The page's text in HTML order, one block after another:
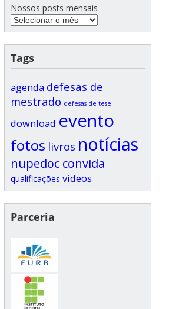
Nossos posts mensais
Tags
agenda defesas de
mestrado defesas de tese
download evento
fotos livros notícias
nupedoc convida
qualificações vídeos
Parceria